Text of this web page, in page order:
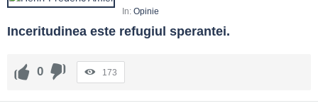
In: Opinie
Inceritudinea este refugiul sperantei.
0 173